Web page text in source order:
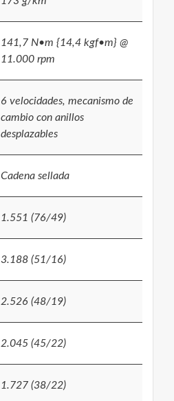
141,7 N•m {14,4 kgf•m} @
11.000 rpm
6 velocidades, mecanismo de
cambio con anillos
desplazables
Cadena sellada
1.551 (76/49)
3.188 (51/16)
2.526 (48/19)
2.045 (45/22)
1.727 (38/22)